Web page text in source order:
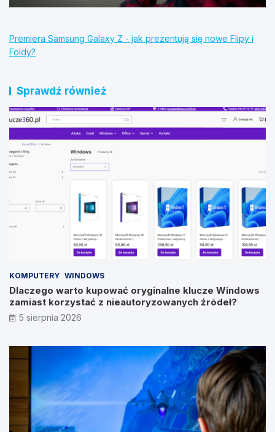
Premiera Samsung Galaxy Z - jak prezentują się nowe Flipy i
Foldy?
Sprawdź również
KOMPUTERY WINDOWS
Dlaczego warto kupować oryginalne klucze Windows
zamiast korzystać z nieautoryzowanych źródeł?
5 sierpnia 2026